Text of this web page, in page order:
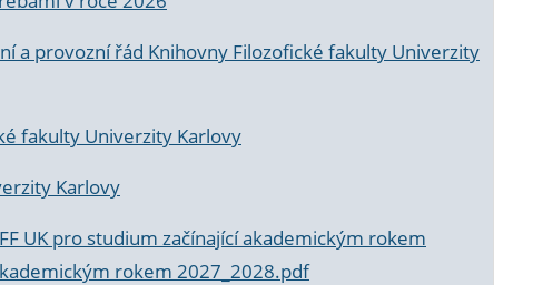
a provozní řád Knihovny Filozofické fakulty Univerzity
fakulty Univerzity Karlovy
Karlovy
UK pro studium začínající akademickým rokem
rokem 2027_2028.pdf